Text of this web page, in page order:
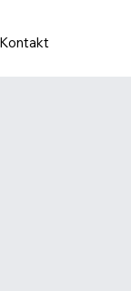
Kontakt